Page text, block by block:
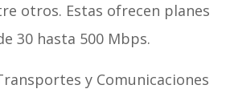
otros. Estas ofrecen planes
30 hasta 500 Mbps.
y Comunicaciones